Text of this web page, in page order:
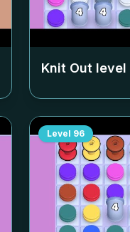
Knit Out level
Level 96